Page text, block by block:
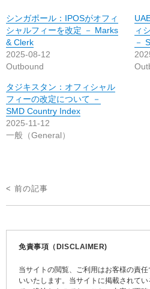
シンガポール：IPOSがオフィ
シャルフィーを改定 － Marks
& Clerk
2025-08-12
Outbound
ィ
－
タジキスタン：オフィシャル
フィーの改定について －
SMD Country Index
2025-11-12
一般（General）
投
稿
< 前の記事
免責事項（DISCLAIMER)
当サイトの閲覧、ご利用はお客様の責
いいたします。当サイトに掲載されて